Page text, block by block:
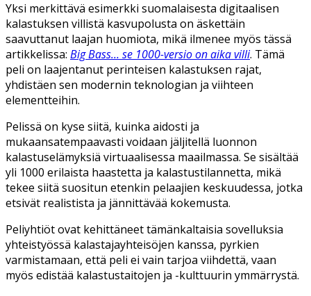
Yksi merkittävä esimerkki suomalaisesta digitaalisen
kalastuksen villistä kasvupolusta on äskettäin
saavuttanut laajan huomiota, mikä ilmenee myös tässä
artikkelissa: Big Bass… se 1000-versio on aika villi. Tämä
peli on laajentanut perinteisen kalastuksen rajat,
yhdistäen sen modernin teknologian ja viihteen
elementteihin.
Pelissä on kyse siitä, kuinka aidosti ja
mukaansatempaavasti voidaan jäljitellä luonnon
kalastuselämyksiä virtuaalisessa maailmassa. Se sisältää
yli 1000 erilaista haastetta ja kalastustilannetta, mikä
tekee siitä suositun etenkin pelaajien keskuudessa, jotka
etsivät realistista ja jännittävää kokemusta.
Peliyhtiöt ovat kehittäneet tämänkaltaisia sovelluksia
yhteistyössä kalastajayhteisöjen kanssa, pyrkien
varmistamaan, että peli ei vain tarjoa viihdettä, vaan
myös edistää kalastustaitojen ja -kulttuurin ymmärrystä.